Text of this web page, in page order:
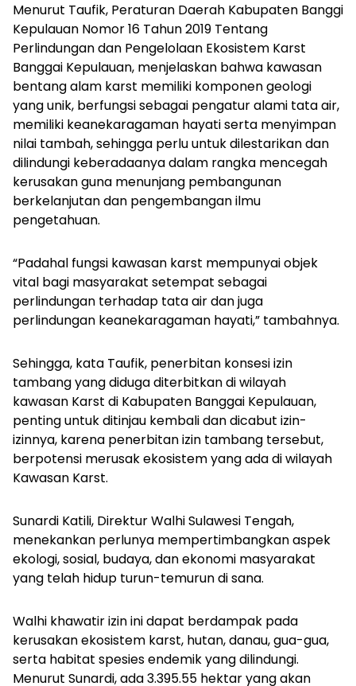
Menurut Taufik, Peraturan Daerah Kabupaten Banggi
Kepulauan Nomor 16 Tahun 2019 Tentang
Perlindungan dan Pengelolaan Ekosistem Karst
Banggai Kepulauan, menjelaskan bahwa kawasan
bentang alam karst memiliki komponen geologi
yang unik, berfungsi sebagai pengatur alami tata air,
memiliki keanekaragaman hayati serta menyimpan
nilai tambah, sehingga perlu untuk dilestarikan dan
dilindungi keberadaanya dalam rangka mencegah
kerusakan guna menunjang pembangunan
berkelanjutan dan pengembangan ilmu
pengetahuan.
“Padahal fungsi kawasan karst mempunyai objek
vital bagi masyarakat setempat sebagai
perlindungan terhadap tata air dan juga
perlindungan keanekaragaman hayati,” tambahnya.
Sehingga, kata Taufik, penerbitan konsesi izin
tambang yang diduga diterbitkan di wilayah
kawasan Karst di Kabupaten Banggai Kepulauan,
penting untuk ditinjau kembali dan dicabut izin-
izinnya, karena penerbitan izin tambang tersebut,
berpotensi merusak ekosistem yang ada di wilayah
Kawasan Karst.
Sunardi Katili, Direktur Walhi Sulawesi Tengah,
menekankan perlunya mempertimbangkan aspek
ekologi, sosial, budaya, dan ekonomi masyarakat
yang telah hidup turun-temurun di sana.
Walhi khawatir izin ini dapat berdampak pada
kerusakan ekosistem karst, hutan, danau, gua-gua,
serta habitat spesies endemik yang dilindungi.
Menurut Sunardi, ada 3.395.55 hektar yang akan